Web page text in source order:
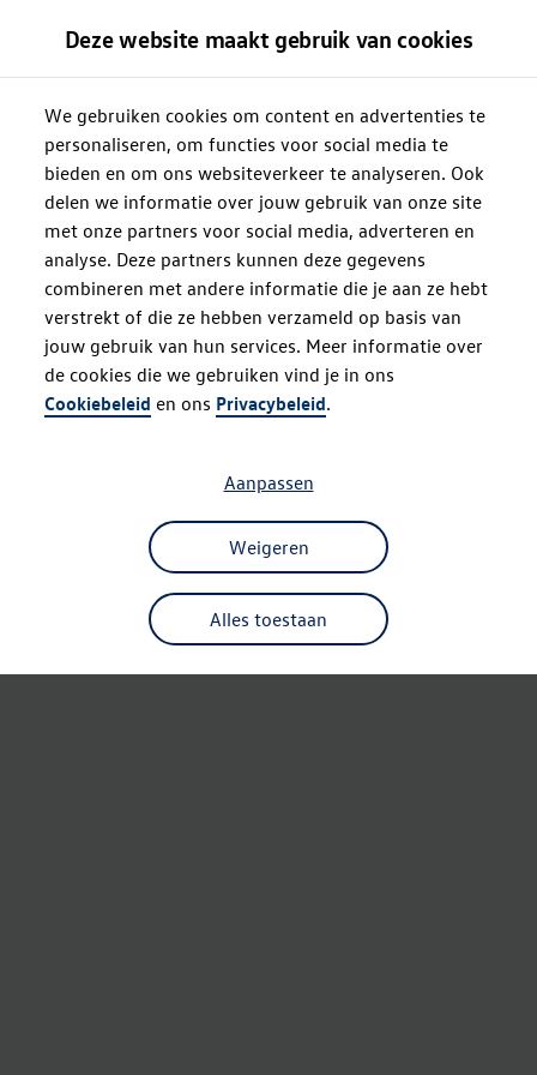
Deze website maakt gebruik van cookies
We gebruiken cookies om content en advertenties te
personaliseren, om functies voor social media te
bieden en om ons websiteverkeer te analyseren. Ook
delen we informatie over jouw gebruik van onze site
met onze partners voor social media, adverteren en
analyse. Deze partners kunnen deze gegevens
combineren met andere informatie die je aan ze hebt
verstrekt of die ze hebben verzameld op basis van
jouw gebruik van hun services. Meer informatie over
de cookies die we gebruiken vind je in ons
Cookiebeleid en ons Privacybeleid.
Alles toestaan
Weigeren
Aanpassen
Oops!
Something went wrong. Please try
refreshing the app
Refresh